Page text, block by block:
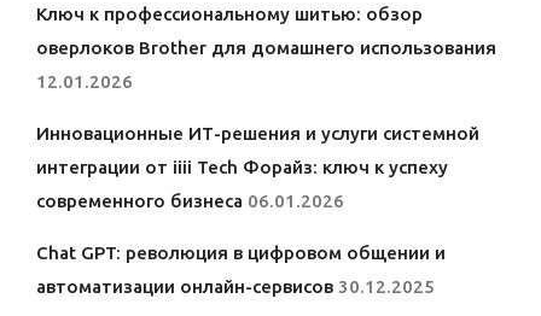
Ключ к профессиональному шитью: обзор
оверлоков Brother для домашнего использования
12.01.2026
Инновационные ИТ-решения и услуги системной
интеграции от iiii Tech Форайз: ключ к успеху
современного бизнеса 06.01.2026
Chat GPT: революция в цифровом общении и
автоматизации онлайн-сервисов 30.12.2025